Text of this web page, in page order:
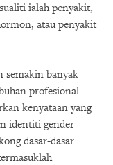
ialah penyakit,
atau penyakit
semakin banyak
profesional
kenyataan yang
identiti gender
dasar-dasar